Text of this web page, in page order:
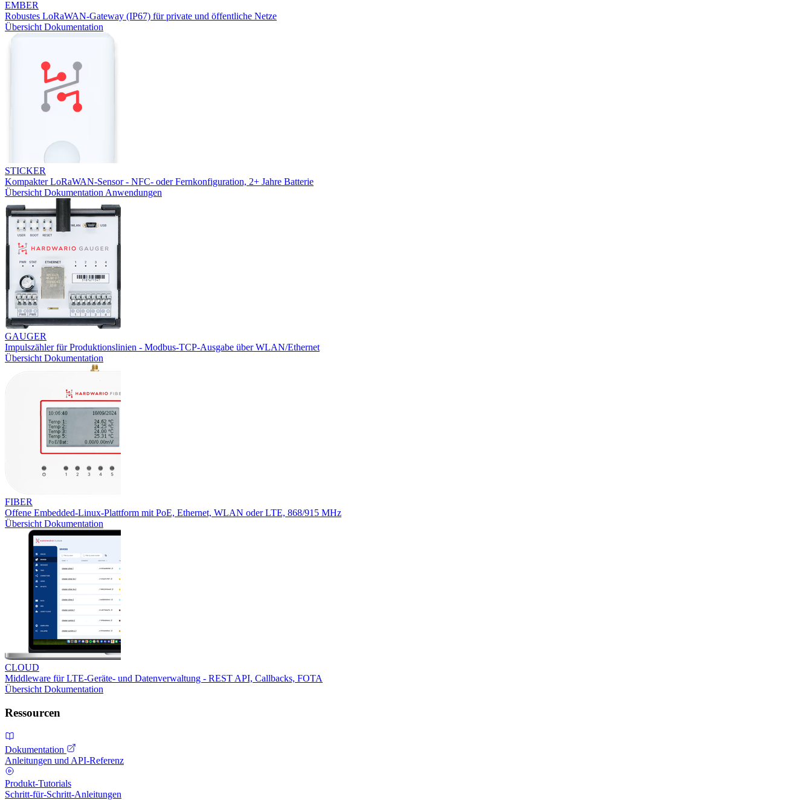
EMBER
Robustes LoRaWAN-Gateway (IP67) für private und öffentliche Netze
Übersicht Dokumentation
STICKER
Kompakter LoRaWAN-Sensor - NFC- oder Fernkonfiguration, 2+ Jahre Batterie
Übersicht Dokumentation Anwendungen
GAUGER
Impulszähler für Produktionslinien - Modbus-TCP-Ausgabe über WLAN/Ethernet
Übersicht Dokumentation
FIBER
Offene Embedded-Linux-Plattform mit PoE, Ethernet, WLAN oder LTE, 868/915 MHz
Übersicht Dokumentation
CLOUD
Middleware für LTE-Geräte- und Datenverwaltung - REST API, Callbacks, FOTA
Übersicht Dokumentation
Ressourcen
Dokumentation
Anleitungen und API-Referenz
Produkt-Tutorials
Schritt-für-Schritt-Anleitungen